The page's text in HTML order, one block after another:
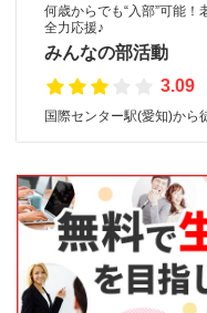
何歳からでも“入部”可能
全力応援♪
みんなの部活動
3.09
国際センター駅(愛知)から